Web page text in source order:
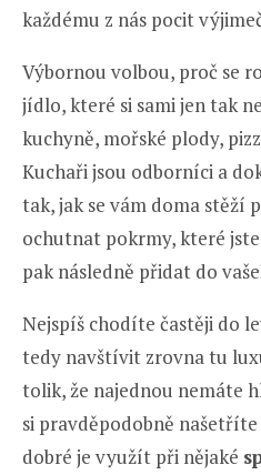
každému z nás pocit
Výbornou volbou, proč se
jídlo, které si sami jen tak
kuchyně, mořské plody,
Kuchaři jsou odborníci a
tak, jak se vám doma stěží
ochutnat pokrmy, které
pak následně přidat do
Nejspíš chodíte častěji do
tedy navštívit zrovna tu
tolik, že najednou nemáte
si pravděpodobně
dobré je využít při nějaké